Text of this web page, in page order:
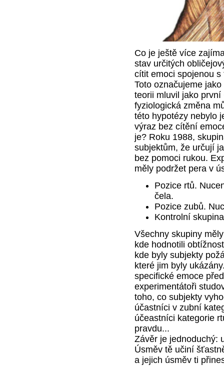
Co je ještě více
stav určitých
cítit emoci spojenou
Toto označujeme
teorii mluvil jako
fyziologická změna
této hypotézy nebylo
výraz bez cítění
je? Roku 1988,
subjektům, že určují
bez pomoci rukou.
měly podržet pera v
Pozice rtů.
čela.
Pozice zubů.
Kontrolní
Všechny skupiny
kde hodnotili
kde byly subjekty
které jim byly
specifické emoce
experimentátoři
toho, co subjekty
účastníci v zubní
účeastníci kategorie
pravdu...
Závěr je jednoduchý:
Úsměv tě učiní
a jejich úsměv ti